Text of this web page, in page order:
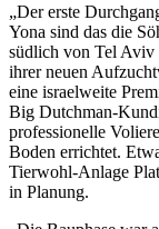
„Der erste
Yona sind das die
südlich von Tel Aviv
ihrer neuen
eine israelweite
Big Dutchman-
professionelle
Boden errichtet.
Tierwohl-Anlage
in Planung.